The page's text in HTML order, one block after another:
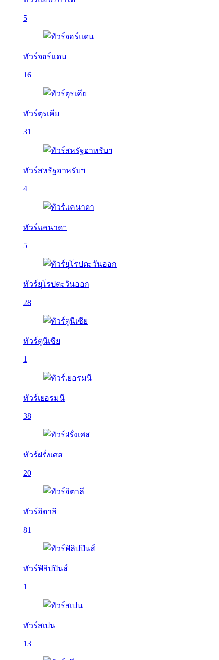
5
ทัวร์จอร์แดน
16
ทัวร์ตุรเคีย
31
ทัวร์สหรัฐอาหรับฯ
4
ทัวร์แคนาดา
5
ทัวร์ยุโรปตะวันออก
28
ทัวร์ตูนีเซีย
1
ทัวร์เยอรมนี
38
ทัวร์ฝรั่งเศส
20
ทัวร์อิตาลี
81
ทัวร์ฟิลิปปินส์
1
ทัวร์สเปน
13